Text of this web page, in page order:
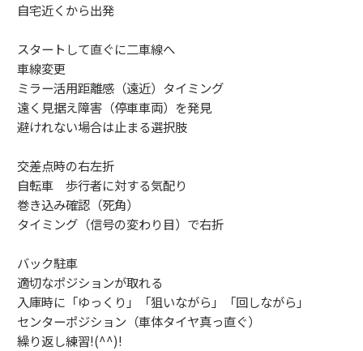
自宅近くから出発
スタートして直ぐに二車線へ
車線変更
ミラー活用距離感（遠近）タイミング
遠く見据え障害（停車車両）を発見
避けれない場合は止まる選択肢
交差点時の右左折
自転車 歩行者に対する気配り
巻き込み確認（死角）
タイミング（信号の変わり目）で右折
バック駐車
適切なポジションが取れる
入庫時に「ゆっくり」「狙いながら」「回しながら」
センターポジション（車体タイヤ真っ直ぐ）
繰り返し練習!(^^)!